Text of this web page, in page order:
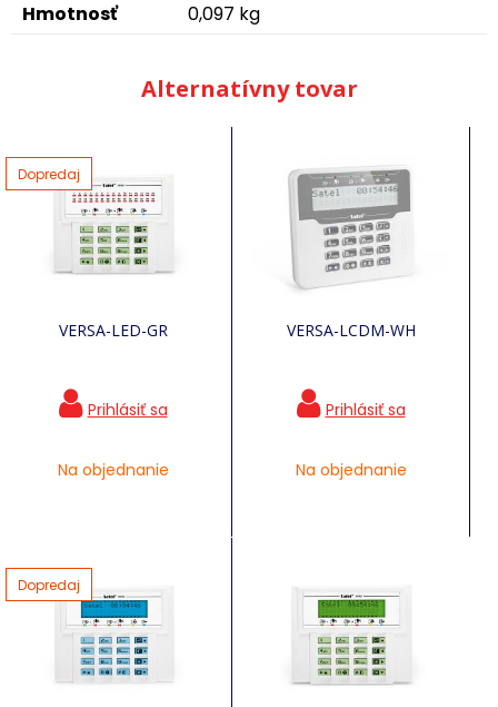
Hmotnosť
0,097 kg
Alternatívny tovar
VERSA-LED-GR
Dopredaj
Na objednanie
VERSA-LCDM-WH
Na objednanie
Dopredaj